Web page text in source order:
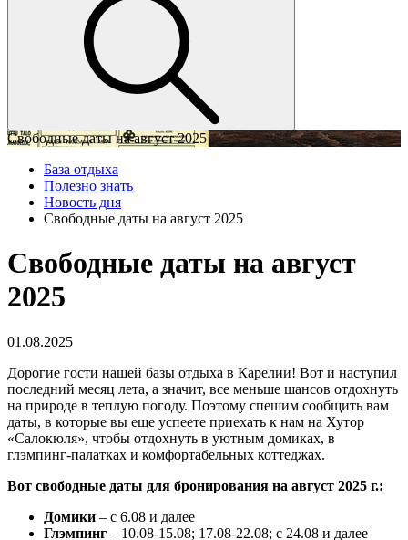
Свободные даты на август 2025
База отдыха
Полезно знать
Новость дня
Свободные даты на август 2025
Свободные даты на август
2025
01.08.2025
Дорогие гости нашей базы отдыха в Карелии! Вот и наступил
последний месяц лета, а значит, все меньше шансов отдохнуть
на природе в теплую погоду. Поэтому спешим сообщить вам
даты, в которые вы еще успеете приехать к нам на Хутор
«Салокюля», чтобы отдохнуть в уютным домиках, в
глэмпинг-палатках и комфортабельных коттеджах.
Вот свободные даты для бронирования на август 2025 г.:
Домики – с 6.08 и далее
Глэмпинг – 10.08-15.08; 17.08-22.08; с 24.08 и далее